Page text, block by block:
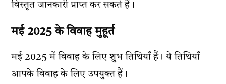
विस्तृत जानकारी प्राप्त कर सकते हैं।
मई 2025 के विवाह मुहूर्त
मई 2025 में विवाह के लिए शुभ तिथियाँ हैं। ये तिथियाँ
आपके विवाह के लिए उपयुक्त हैं।